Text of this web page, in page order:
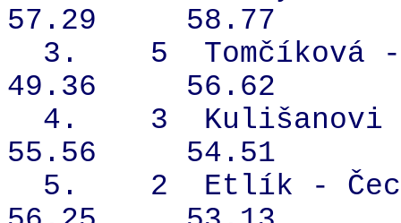
57.29
58.77
3.
5
Tomčíková
49.36
56.62
4.
3
Kulišanovi
55.56
54.51
5.
2
Etlík -